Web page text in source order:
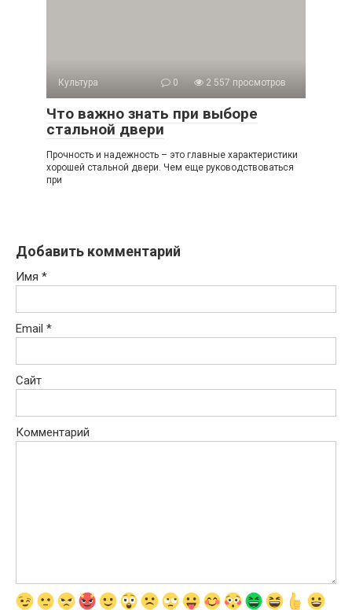
Культура 0 2 557 просмотров
Что важно знать при выборе
стальной двери
Прочность и надежность – это главные характеристики
хорошей стальной двери. Чем еще руководствоваться
при
Добавить комментарий
Имя *
Email *
Сайт
Комментарий